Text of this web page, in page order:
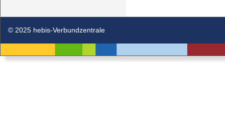
© 2025 hebis-Verbundzentrale